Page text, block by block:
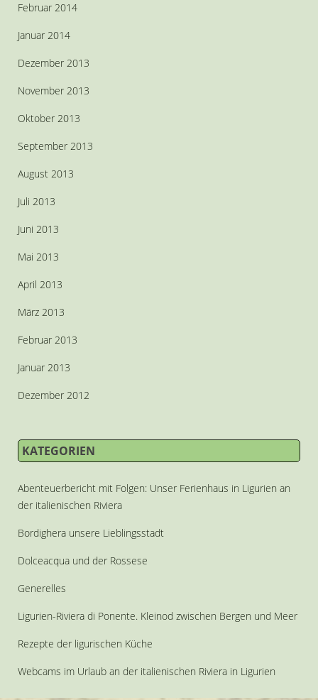
Februar 2014
Januar 2014
Dezember 2013
November 2013
Oktober 2013
September 2013
August 2013
Juli 2013
Juni 2013
Mai 2013
April 2013
März 2013
Februar 2013
Januar 2013
Dezember 2012
KATEGORIEN
Abenteuerbericht mit Folgen: Unser Ferienhaus in Ligurien an
der italienischen Riviera
Bordighera unsere Lieblingsstadt
Dolceacqua und der Rossese
Generelles
Ligurien-Riviera di Ponente. Kleinod zwischen Bergen und Meer
Rezepte der ligurischen Küche
Webcams im Urlaub an der italienischen Riviera in Ligurien